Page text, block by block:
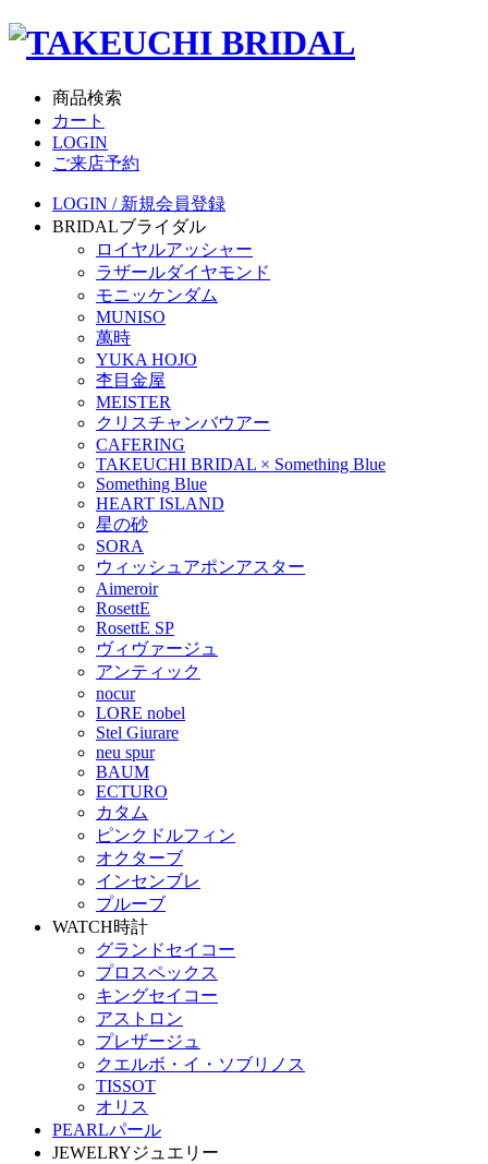
商品検索
カート
LOGIN
ご来店予約
LOGIN / 新規会員登録
BRIDALブライダル
ロイヤルアッシャー
ラザールダイヤモンド
モニッケンダム
MUNISO
萬時
YUKA HOJO
杢目金屋
MEISTER
クリスチャンバウアー
CAFERING
TAKEUCHI BRIDAL × Something Blue
Something Blue
HEART ISLAND
星の砂
SORA
ウィッシュアポンアスター
Aimeroir
RosettE
RosettE SP
ヴィヴァージュ
アンティック
nocur
LORE nobel
Stel Giurare
neu spur
BAUM
ECTURO
カタム
ピンクドルフィン
オクターブ
インセンブレ
プルーブ
WATCH時計
グランドセイコー
プロスペックス
キングセイコー
アストロン
プレザージュ
クエルボ・イ・ソブリノス
TISSOT
オリス
PEARLパール
JEWELRYジュエリー